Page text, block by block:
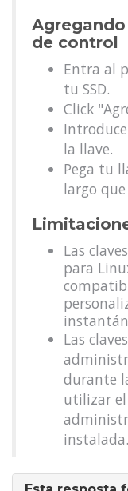
de control
Entra al
tu SSD.
Click
la llave.
Pega tu
largo
Las
para
Las
durante
utilizar
instalada.